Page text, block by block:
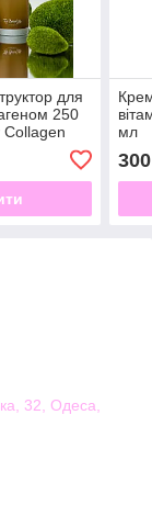
для
250
мл
300
32, Одеса,